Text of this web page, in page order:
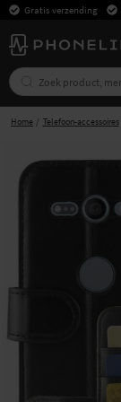
Gratis verzending
Home Telefoon-accessoires